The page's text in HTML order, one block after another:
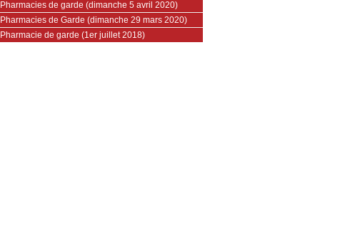
Pharmacies de garde (dimanche 5 avril 2020)
Pharmacies de Garde (dimanche 29 mars 2020)
Pharmacie de garde (1er juillet 2018)